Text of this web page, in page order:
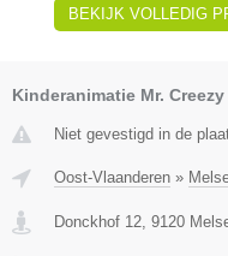
BEKIJK VOLLEDIG
Kinderanimatie Mr. Creezy
Niet gevestigd in de
Oost-Vlaanderen »
Donckhof 12, 9120